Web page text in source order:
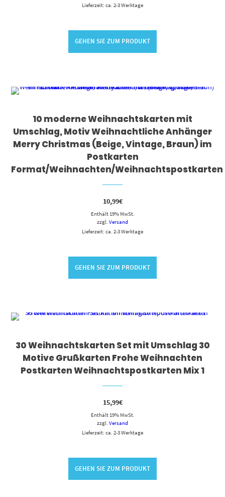
Lieferzeit: ca. 2-3 Werktage
GEHEN SIE ZUM PRODUKT
10 moderne Weihnachtskarten mit
Umschlag, Motiv Weihnachtliche Anhänger
Merry Christmas (Beige, Vintage, Braun) im
Postkarten
Format/Weihnachten/Weihnachtspostkarten
10,99€
Enthält 19% MwSt.
zzgl. Versand
Lieferzeit: ca. 2-3 Werktage
GEHEN SIE ZUM PRODUKT
30 Weihnachtskarten Set mit Umschlag 30
Motive Grußkarten Frohe Weihnachten
Postkarten Weihnachtspostkarten Mix 1
15,99€
Enthält 19% MwSt.
zzgl. Versand
Lieferzeit: ca. 2-3 Werktage
GEHEN SIE ZUM PRODUKT